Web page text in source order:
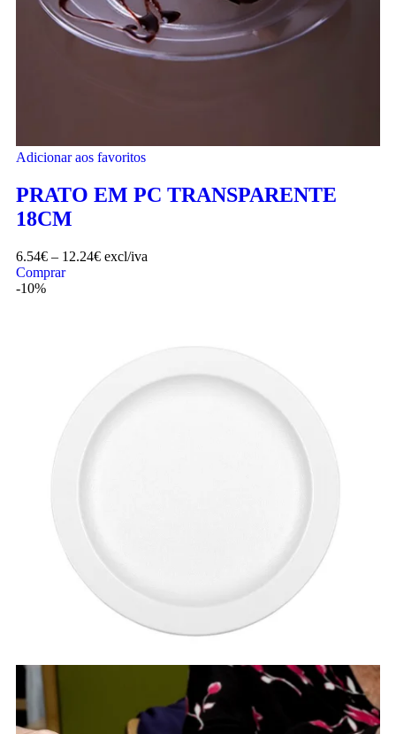
Adicionar aos favoritos
PRATO EM PC TRANSPARENTE
18CM
6.54€ – 12.24€ excl/iva
Comprar
-10%